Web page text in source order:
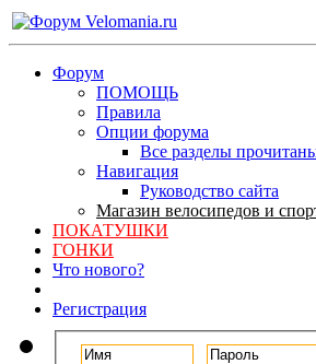
Форум
ПОМОЩЬ
Правила
Опции форума
Все разделы
Навигация
Руководство сайта
Магазин велосипедов и
ПОКАТУШКИ
ГОНКИ
Что нового?
Регистрация